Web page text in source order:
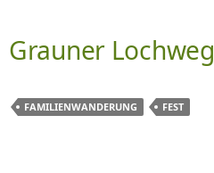
Grauner Lochweg
FAMILIENWANDERUNG FEST